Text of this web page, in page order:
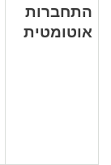
התחברות
אוטומטית